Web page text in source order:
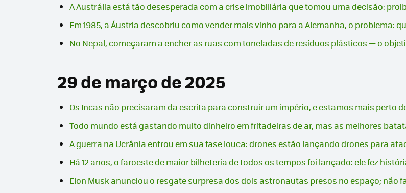
A Austrália está tão desesperada com a crise imobiliária que tomou uma decisão:
Em 1985, a Áustria descobriu como vender mais vinho para a Alemanha; o problema:
No Nepal, começaram a encher as ruas com toneladas de resíduos plásticos — o
29 de março de 2025
Os Incas não precisaram da escrita para construir um império; e estamos mais perto
Todo mundo está gastando muito dinheiro em fritadeiras de ar, mas as melhores
A guerra na Ucrânia entrou em sua fase louca: drones estão lançando drones para
Há 12 anos, o faroeste de maior bilheteria de todos os tempos foi lançado: ele fez
Elon Musk anunciou o resgate surpresa dos dois astronautas presos no espaço; não